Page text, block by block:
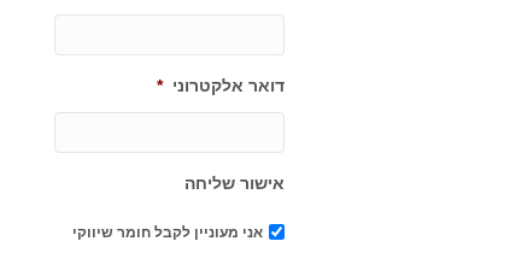
דואר אלקטרוני *
אישור שליחה
אני מעוניין לקבל חומר שיווקי